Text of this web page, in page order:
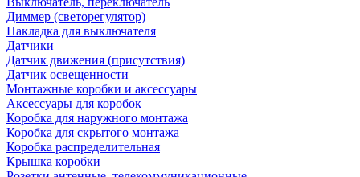
Диммер (светорегулятор)
Накладка для выключателя
Датчики
Датчик движения (присутствия)
Датчик освещенности
Монтажные коробки и аксессуары
Аксессуары для коробок
Коробка для наружного монтажа
Коробка для скрытого монтажа
Коробка распределительная
Крышка коробки